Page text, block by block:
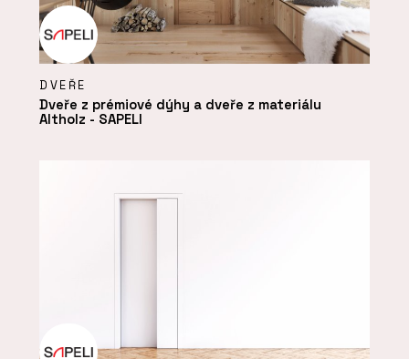
DVEŘE
Dveře z prémiové dýhy a dveře z materiálu
Altholz - SAPELI